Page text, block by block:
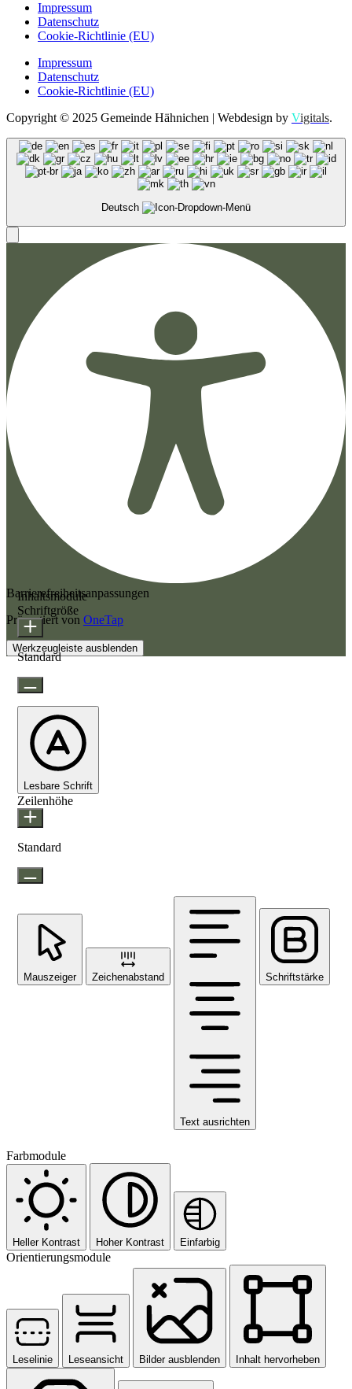
Impressum
Datenschutz
Cookie-Richtlinie (EU)
Impressum
Datenschutz
Cookie-Richtlinie (EU)
Copyright © 2025 Gemeinde Hähnichen | Webdesign by Vigitals.
Deutsch
Barrierefreiheitsanpassungen
Präsentiert von OneTap
Werkzeugleiste ausblenden
Inhaltsmodule
Schriftgröße
Standard
Lesbare Schrift
Zeilenhöhe
Standard
Mauszeiger Zeichenabstand
Text ausrichten
Schriftstärke
Farbmodule
Heller Kontrast Hoher Kontrast Einfarbig
Orientierungsmodule
Leselinie Leseansicht Bilder ausblenden Inhalt hervorheben